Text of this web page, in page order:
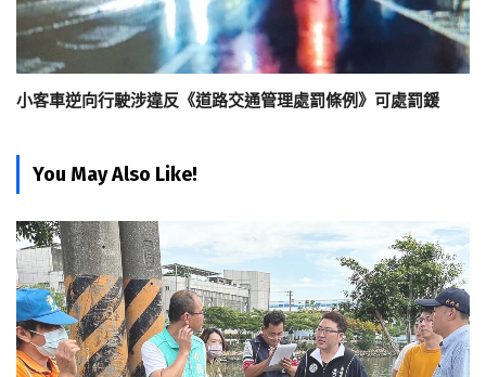
小客車逆向行駛涉違反《道路交通管理處罰條例》可處罰鍰
You May Also Like!